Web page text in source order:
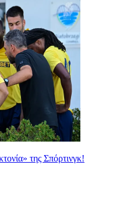
της Σπόρτινγκ!